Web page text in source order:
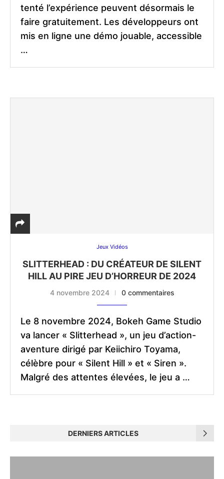
tenté l’expérience peuvent désormais le
faire gratuitement. Les développeurs ont
mis en ligne une démo jouable, accessible
…
Jeux Vidéos
SLITTERHEAD : DU CRÉATEUR DE SILENT
HILL AU PIRE JEU D’HORREUR DE 2024
4 novembre 2024 0 commentaires
Le 8 novembre 2024, Bokeh Game Studio
va lancer « Slitterhead », un jeu d’action-
aventure dirigé par Keiichiro Toyama,
célèbre pour « Silent Hill » et « Siren ».
Malgré des attentes élevées, le jeu a …
DERNIERS ARTICLES